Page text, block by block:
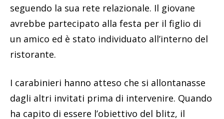
seguendo la sua rete relazionale. Il giovane
avrebbe partecipato alla festa per il figlio di
un amico ed è stato individuato all’interno del
ristorante.
I carabinieri hanno atteso che si allontanasse
dagli altri invitati prima di intervenire. Quando
ha capito di essere l’obiettivo del blitz, il